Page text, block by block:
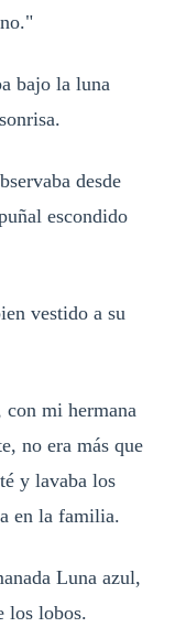
bajo la luna
desde
escondido
vestido a su
con mi hermana
no era más que
y lavaba los
en la familia.
Luna azul,
los lobos.